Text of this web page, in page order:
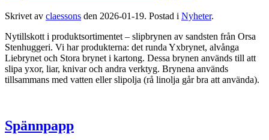
Skrivet av claessons den 2026-01-19. Postad i Nyheter.
Nytillskott i produktsortimentet – slipbrynen av sandsten från Orsa
Stenhuggeri. Vi har produkterna: det runda Yxbrynet, alvånga
Liebrynet och Stora brynet i kartong. Dessa brynen används till att
slipa yxor, liar, knivar och andra verktyg. Brynena används
tillsammans med vatten eller slipolja (rå linolja går bra att använda).
Spännpapp